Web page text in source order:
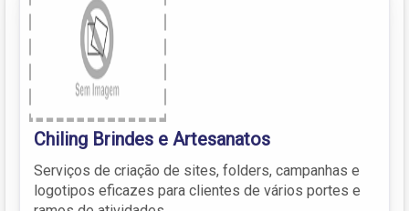
Chiling Brindes e Artesanatos
Serviços de criação de sites, folders, campanhas e
logotipos eficazes para clientes de vários portes e